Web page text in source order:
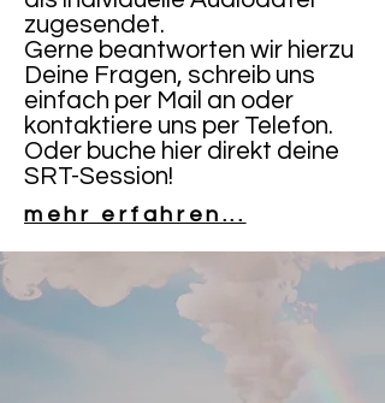
zugesendet.
Gerne beantworten wir hierzu
Deine Fragen, schreib uns
einfach per Mail an oder
kontaktiere uns per Telefon.
Oder buche hier direkt deine
SRT-Session!
mehr erfahren...